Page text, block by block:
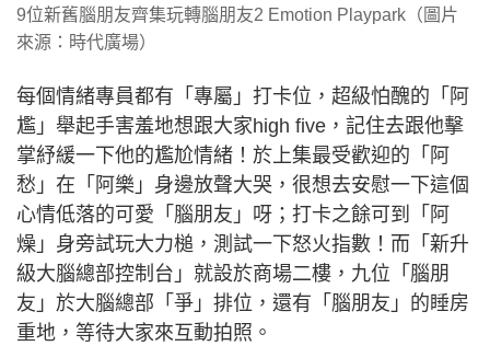
9位新舊腦朋友齊集玩轉腦朋友2 Emotion Playpark（圖片
來源：時代廣場）
每個情緒專員都有「專屬」打卡位，超級怕醜的「阿
尷」舉起手害羞地想跟大家high five，記住去跟他擊
掌紓緩一下他的尷尬情緒！於上集最受歡迎的「阿
愁」在「阿樂」身邊放聲大哭，很想去安慰一下這個
心情低落的可愛「腦朋友」呀；打卡之餘可到「阿
燥」身旁試玩大力槌，測試一下怒火指數！而「新升
級大腦總部控制台」就設於商場二樓，九位「腦朋
友」於大腦總部「爭」排位，還有「腦朋友」的睡房
重地，等待大家來互動拍照。